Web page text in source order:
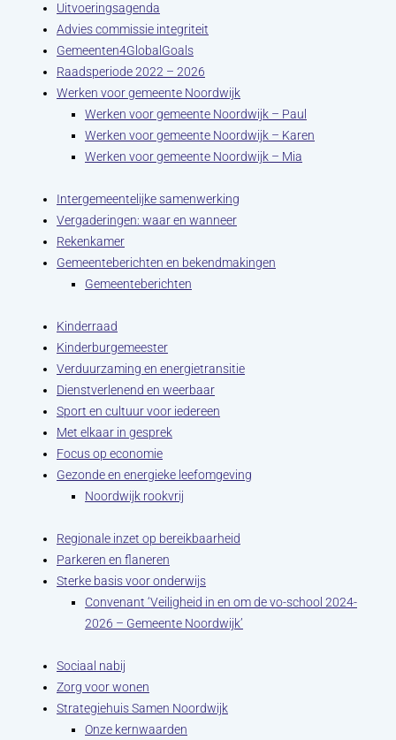
Uitvoeringsagenda
Advies commissie integriteit
Gemeenten4GlobalGoals
Raadsperiode 2022 – 2026
Werken voor gemeente Noordwijk
Werken voor gemeente Noordwijk – Paul
Werken voor gemeente Noordwijk – Karen
Werken voor gemeente Noordwijk – Mia
Intergemeentelijke samenwerking
Vergaderingen: waar en wanneer
Rekenkamer
Gemeenteberichten en bekendmakingen
Gemeenteberichten
Kinderraad
Kinderburgemeester
Verduurzaming en energietransitie
Dienstverlenend en weerbaar
Sport en cultuur voor iedereen
Met elkaar in gesprek
Focus op economie
Gezonde en energieke leefomgeving
Noordwijk rookvrij
Regionale inzet op bereikbaarheid
Parkeren en flaneren
Sterke basis voor onderwijs
Convenant ‘Veiligheid in en om de vo-school 2024-
2026 – Gemeente Noordwijk’
Sociaal nabij
Zorg voor wonen
Strategiehuis Samen Noordwijk
Onze kernwaarden